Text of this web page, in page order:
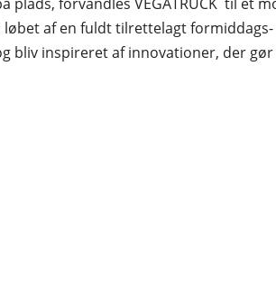
af en fuldt tilrettelagt
bliv inspireret af innovationer, der